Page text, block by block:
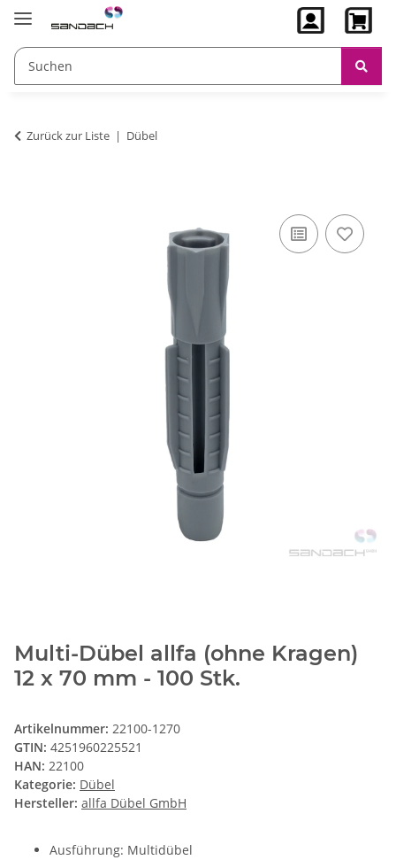
Zurück zur Liste Dübel
Multi-Dübel allfa (ohne Kragen)
12 x 70 mm - 100 Stk.
Artikelnummer: 22100-1270
GTIN: 4251960225521
HAN: 22100
Kategorie: Dübel
Hersteller: allfa Dübel GmbH
Ausführung: Multidübel